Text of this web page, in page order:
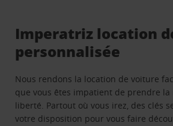
Imperatriz location
personnalisée
Nous rendons la location de voiture
que vous êtes impatient de prendre
liberté. Partout où vous irez, des clés
votre disposition pour vous faire